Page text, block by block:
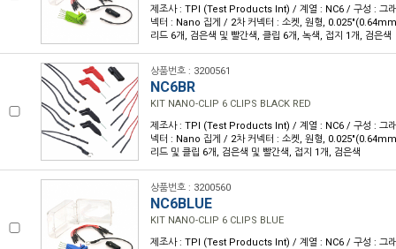
제조사 : TPI (Test Products Int) / 계열 : NC6 / 구성 : 그
넥터 : Nano 집게 / 2차 커넥터 : 소켓, 원형,
리드 6개, 검은색 및 빨간색, 클립 6개, 녹색, 접지 1개, 검은색
상품번호 : 3200561
NC6BR
KIT NANO-CLIP 6 CLIPS BLACK RED
제조사 : TPI (Test Products Int) / 계열 : NC6 / 구성 : 그
넥터 : Nano 집게 / 2차 커넥터 : 소켓, 원형,
리드 및 클립 6개, 검은색 및 빨간색, 접지 1개, 검은색
상품번호 : 3200560
NC6BLUE
KIT NANO-CLIP 6 CLIPS BLUE
제조사 : TPI (Test Products Int) / 계열 : NC6 / 구성 : 그